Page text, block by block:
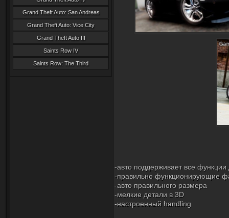
Grand Theft Auto: San Andreas
Grand Theft Auto: Vice City
Grand Theft Auto III
Saints Row IV
Saints Row: The Third
-авто поддерживает все функции
-правильно функционирующие
-авто правильного размера
-мелкие детали в 3D
-настроенный handling